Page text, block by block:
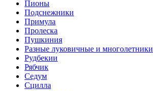
Пионы
Подснежники
Примула
Пролеска
Пушкиния
Разные луковичные и многолетники
Рудбекии
Рябчик
Седум
Сцилла